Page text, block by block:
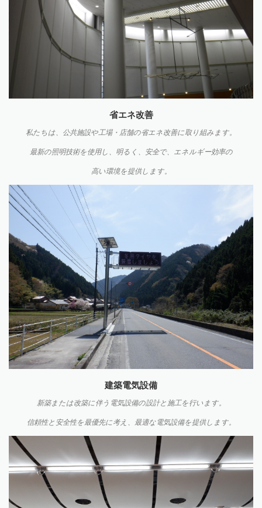
省エネ改善
私たちは、公共施設や工場・店舗の省エネ改善に取り組みます。
最新の照明技術を使用し、明るく、安全で、エネルギー効率の
高い環境を提供します。
建築電気設備
新築または改築に伴う電気設備の設計と施工を行います。
信頼性と安全性を最優先に考え、最適な電気設備を提供します。